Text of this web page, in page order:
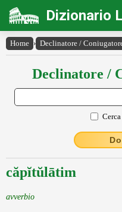
Dizionario
Home › Declinatore /
Declinatore /
căpĭtŭlātim
avverbio